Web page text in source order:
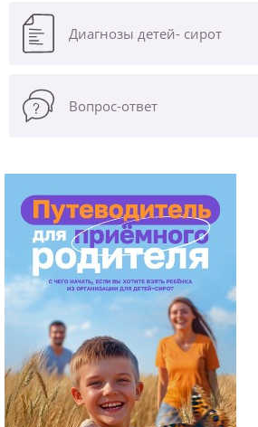
Диагнозы детей- сирот
Вопрос-ответ